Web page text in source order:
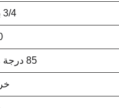
3/4 بوصة
85 درجة مئوية